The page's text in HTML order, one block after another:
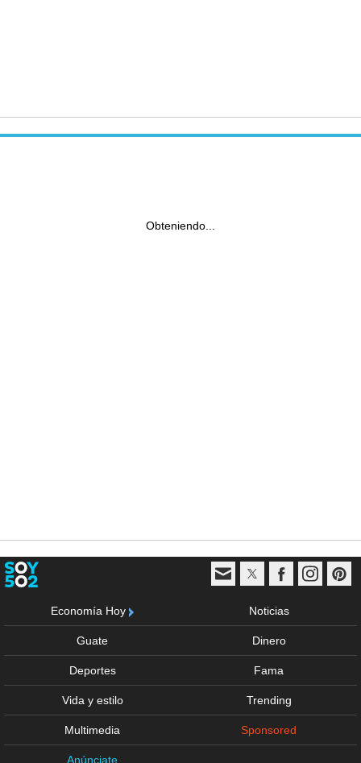
Obteniendo...
Economía Hoy Noticias
Guate Dinero
Deportes Fama
Vida y estilo Trending
Multimedia Sponsored
Anúnciate